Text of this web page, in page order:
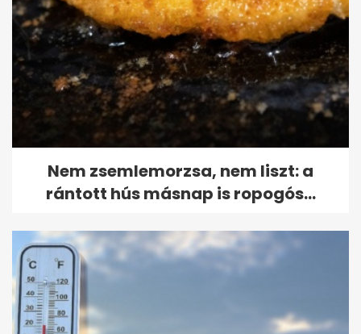
Nem zsemlemorzsa, nem liszt: a
rántott hús másnap is ropogós...